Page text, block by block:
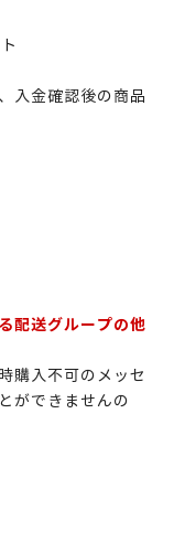
入金確認後の商品
配送グループの他
購入不可のメッセ
ができませんの